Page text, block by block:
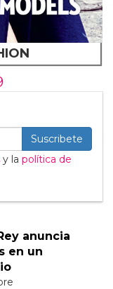
Suscribete
y la política de
anuncia
en un